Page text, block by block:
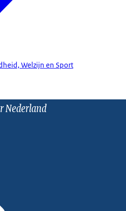
Welzijn en Sport
Nederland